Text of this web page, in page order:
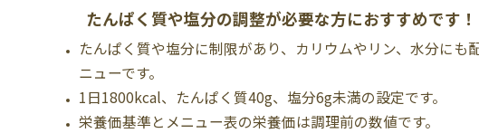
たんぱく質や塩分の調整が必要な方におすすめです！
たんぱく質や塩分に制限があり、カリウムやリン、水分にも
ニューです。
1日1800kcal、たんぱく質40g、塩分6g未満の設定です。
栄養価基準とメニュー表の栄養価は調理前の数値です。